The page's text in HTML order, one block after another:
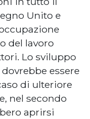
Unito e
del lavoro
Lo sviluppo
essere
di ulteriore
nel secondo
aprirsi